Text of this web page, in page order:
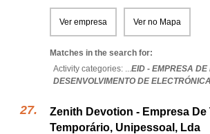
Ver empresa Ver no Mapa
Matches in the search for:
Activity categories: ...EID - EMPRESA
DESENVOLVIMENTO DE
Zenith Devotion - Empresa De
Temporário, Unipessoal, Lda